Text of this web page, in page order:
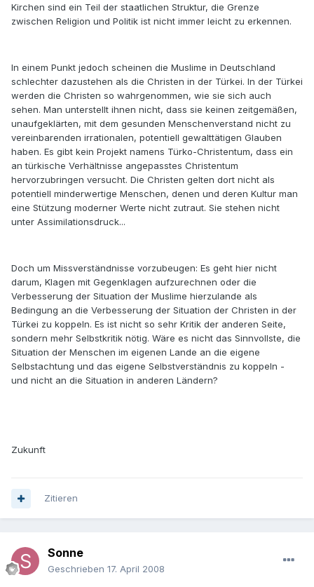
Kirchen sind ein Teil der staatlichen Struktur, die Grenze
zwischen Religion und Politik ist nicht immer leicht zu erkennen.
In einem Punkt jedoch scheinen die Muslime in Deutschland
schlechter dazustehen als die Christen in der Türkei. In der Türkei
werden die Christen so wahrgenommen, wie sie sich auch
sehen. Man unterstellt ihnen nicht, dass sie keinen zeitgemäßen,
unaufgeklärten, mit dem gesunden Menschenverstand nicht zu
vereinbarenden irrationalen, potentiell gewalttätigen Glauben
haben. Es gibt kein Projekt namens Türko-Christentum, dass ein
an türkische Verhältnisse angepasstes Christentum
hervorzubringen versucht. Die Christen gelten dort nicht als
potentiell minderwertige Menschen, denen und deren Kultur man
eine Stützung moderner Werte nicht zutraut. Sie stehen nicht
unter Assimilationsdruck...
Doch um Missverständnisse vorzubeugen: Es geht hier nicht
darum, Klagen mit Gegenklagen aufzurechnen oder die
Verbesserung der Situation der Muslime hierzulande als
Bedingung an die Verbesserung der Situation der Christen in der
Türkei zu koppeln. Es ist nicht so sehr Kritik der anderen Seite,
sondern mehr Selbstkritik nötig. Wäre es nicht das Sinnvollste, die
Situation der Menschen im eigenen Lande an die eigene
Selbstachtung und das eigene Selbstverständnis zu koppeln -
und nicht an die Situation in anderen Ländern?
Zukunft
Zitieren
Sonne
Geschrieben 17. April 2008